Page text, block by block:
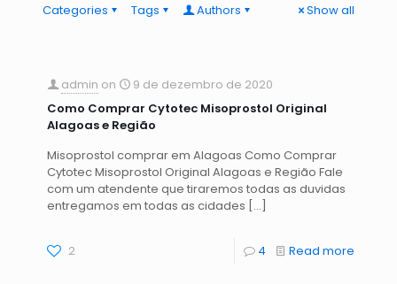
Categories Tags Authors Show all
admin on
9 de dezembro de 2020
Como Comprar Cytotec Misoprostol Original
Alagoas e Região
Misoprostol comprar em Alagoas Como Comprar
Cytotec Misoprostol Original Alagoas e Região Fale
com um atendente que tiraremos todas as duvidas
entregamos em todas as cidades […]
2 4 Read more